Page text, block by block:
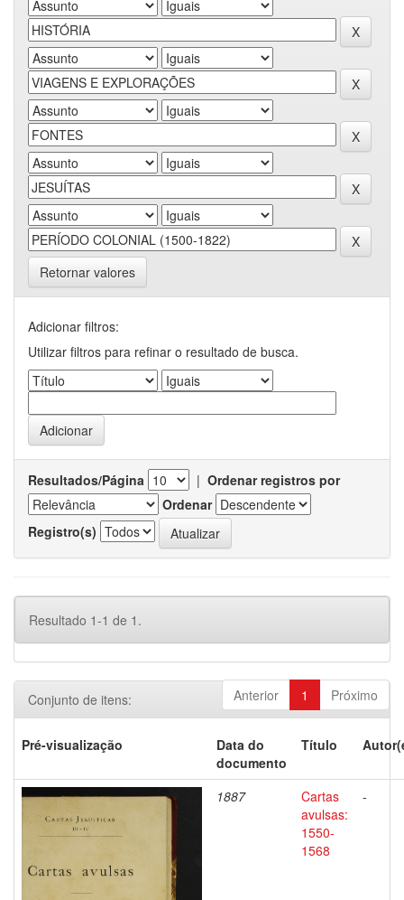
Retornar valores
Adicionar filtros:
Utilizar filtros para refinar o resultado de busca.
Resultados/Página | Ordenar registros por
Ordenar
Registro(s)
Resultado 1-1 de 1.
Anterior 1 Próximo
Conjunto de itens:
Pré-visualização
Data do
documento
Título
1887
Cartas
avulsas:
1550-
1568
-